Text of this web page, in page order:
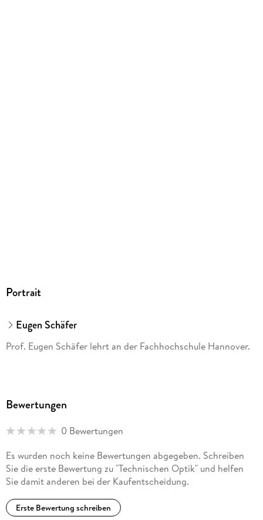
Portrait
Eugen Schäfer
Prof. Eugen Schäfer lehrt an der Fachhochschule Hannover.
Bewertungen
0 Bewertungen
Es wurden noch keine Bewertungen abgegeben. Schreiben
Sie die erste Bewertung zu "Technischen Optik" und helfen
Sie damit anderen bei der Kaufentscheidung.
Erste Bewertung schreiben